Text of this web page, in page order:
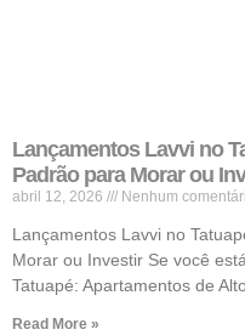
Lançamentos Lavvi no
Padrão para Morar ou
abril 12, 2026 Nenhum
Lançamentos Lavvi no
Morar ou Investir Se você
Tatuapé: Apartamentos de
Read More »